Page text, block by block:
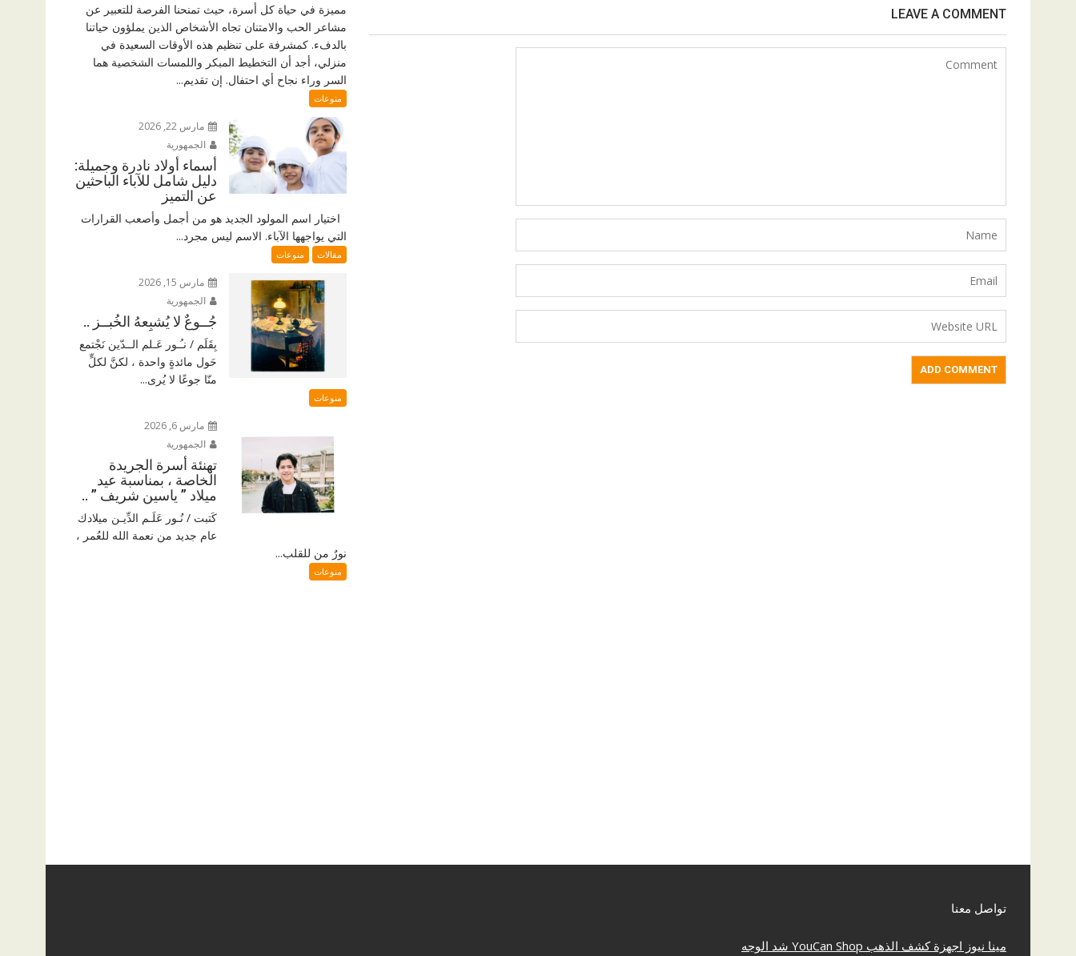
LEAVE A COMMENT
مميزة في حياة كل أسرة، حيث تمنحنا الفرصة للتعبير عن
مشاعر الحب والامتنان تجاه الأشخاص الذين يملؤون حياتنا
بالدفء. كمشرفة على تنظيم هذه الأوقات السعيدة في
منزلي، أجد أن التخطيط المبكر واللمسات الشخصية هما
السر وراء نجاح أي احتفال. إن تقديم...
منوعات
مارس 22, 2026
الجمهورية
أسماء أولاد نادرة وجميلة:
دليل شامل للآباء الباحثين
عن التميز
اختيار اسم المولود الجديد هو من أجمل وأصعب القرارات
التي يواجهها الآباء. الاسم ليس مجرد...
مقالات منوعات
مارس 15, 2026
الجمهورية
جُــوعٌ لا يُشبِعهُ الخُبــز ..
بِقَلَم / نـُـور عَـلم الــدّين نَجْتمع
حَول مائدةٍ واحدة ، لكنَّ لكلٍّ
منّا جوعًا لا يُرى...
منوعات
مارس 6, 2026
الجمهورية
تهنئة أسرة الجريدة
الخاصة ، بمناسبة عيد
ميلاد ” ياسين شريف ” ..
كَتبت / نُـور عَلَـم الدِّيـن ميلادك
عام جديد من نعمة الله للعُمر ،
نورٌ من للقلب...
منوعات
تواصل معنا
مينا نيوز اجهزة كشف الذهب YouCan Shop شد الوجه